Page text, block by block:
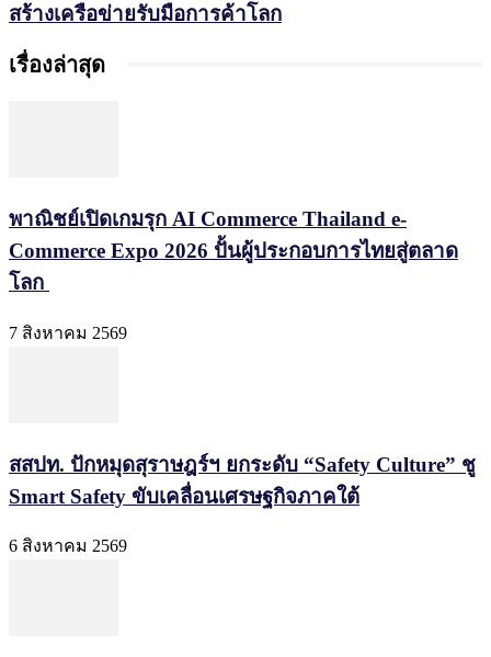
สร้างเครือข่ายรับมือการค้าโลก
เรื่องล่าสุด
พาณิชย์เปิดเกมรุก AI Commerce Thailand e-
Commerce Expo 2026 ปั้นผู้ประกอบการไทยสู่ตลาด
โลก
7 สิงหาคม 2569
สสปท. ปักหมุดสุราษฎร์ฯ ยกระดับ “Safety Culture” ชู
Smart Safety ขับเคลื่อนเศรษฐกิจภาคใต้
6 สิงหาคม 2569